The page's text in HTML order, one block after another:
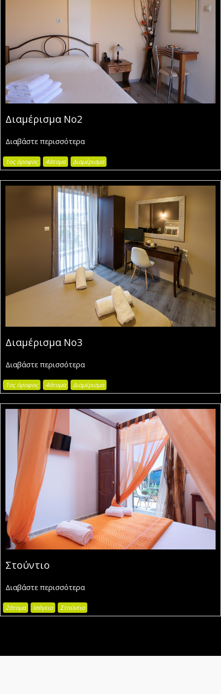
Διαμέρισμα Νο2
Διαβάστε περισσότερα
1ος όροφος 4άτομα Διαμέρισμα
Διαμέρισμα Νο3
Διαβάστε περισσότερα
1ος όροφος 4άτομα Διαμέρισμα
Στούντιο
Διαβάστε περισσότερα
2άτομα Ισόγειο Στούντιο